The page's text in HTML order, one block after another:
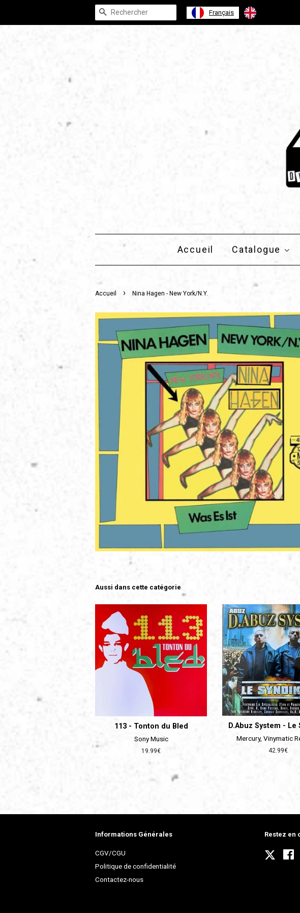
Recherche Français
Accueil Catalogue
Accueil › Nina Hagen - New York/N.Y.
Aussi dans cette catégorie
113 - Tonton du Bled
Sony Music
Prix
19.99€
D.Abuz System - Le
Mercury, Vinymatic
Prix
42.99€
Informations Générales
CGV/CGU
Politique de confidentialité
Contactez-nous
Restez en
Twitter